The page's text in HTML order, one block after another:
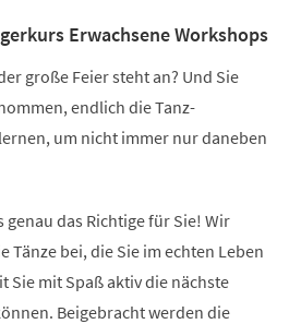
Erwachsene Workshops
große Feier steht an? Und Sie
endlich die Tanz-
um nicht immer nur daneben
genau das Richtige für Sie! Wir
Tänze bei, die Sie im echten Leben
Sie mit Spaß aktiv die nächste
Beigebracht werden die